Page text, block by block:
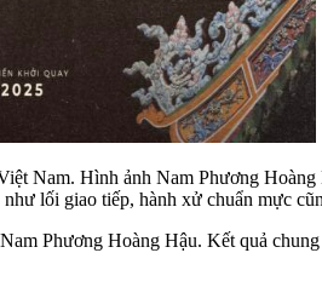
Nam. Hình ảnh Nam Phương
lối giao tiếp, hành xử chuẩn mực
Phương Hoàng Hậu. Kết quả